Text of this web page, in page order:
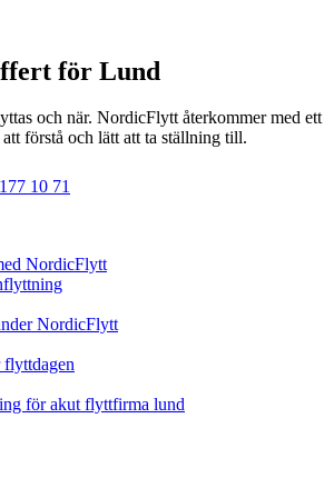
för Lund
och när. NordicFlytt återkommer med ett
förstå och lätt att ta ställning till.
10 71
NordicFlytt
NordicFlytt
för akut flyttfirma lund